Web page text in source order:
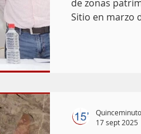
de zonas
Sitio en marzo
17 sept 2025